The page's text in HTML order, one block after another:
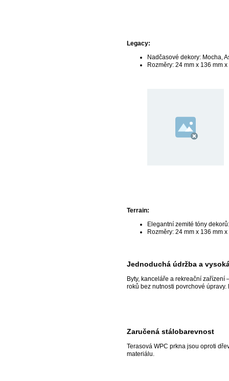
Legacy:
Nadčasové dekory: Mocha,
Rozměry: 24 mm x 136 mm
Terrain:
Elegantní zemité tóny
Rozměry: 24 mm x 136 mm
Jednoduchá údržba a
Byty, kanceláře a rekreační zařízení
roků bez nutnosti povrchové
Zaručená stálobarevnost
Terasová WPC prkna jsou oproti
materiálu.